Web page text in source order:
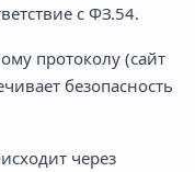
с ФЗ.54.
протоколу (сайт
безопасность
через